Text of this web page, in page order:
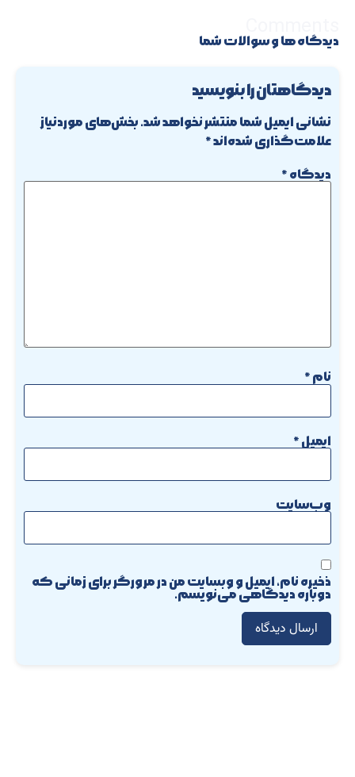
دیدگاه ها و سوالات شما
دیدگاهتان را بنویسید
نشانی ایمیل شما منتشر نخواهد شد.بخش‌های موردنیاز
علامت‌گذاری شده‌اند*
دیدگاه*
نام*
ایمیل*
وب‌سایت
ذخیره نام، ایمیل و وبسایت من در مرورگر برای زمانی که
دوباره دیدگاهی می‌نویسم.